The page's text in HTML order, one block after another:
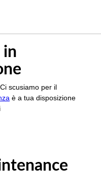
in
scusiamo per il
è a tua disposizione